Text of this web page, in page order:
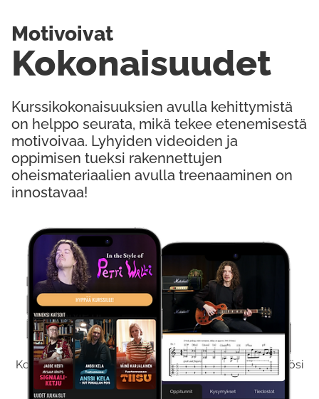
Kokeile Ilmaiseksi
Kokeilemalla ilmaiseksi saat koko sisältömme käyttöösi
viikon ajaksi.
Kurssikokonaisuuksien avulla kehittymistä
on helppo seurata, mikä tekee etenemisestä
motivoivaa. Lyhyiden videoiden ja
oppimisen tueksi rakennettujen
oheismateriaalien avulla treenaaminen on
innostavaa!
Kokonaisuudet
Motivoivat